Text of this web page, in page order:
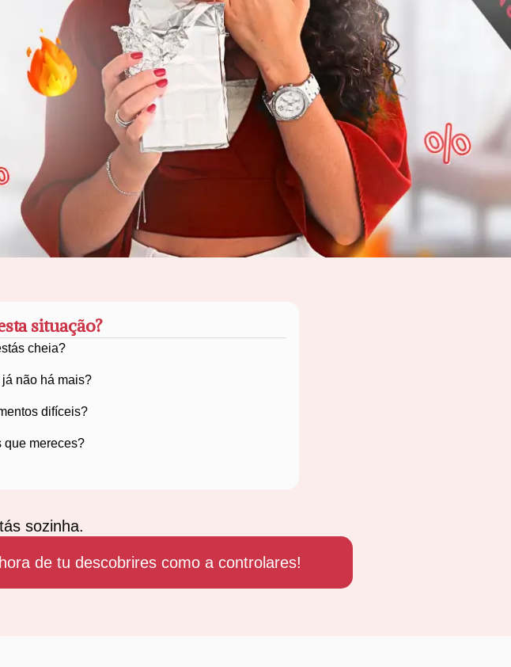
situação?
cheia?
não há mais?
difíceis?
que mereces?
sozinha.
de tu descobrires como a controlares!